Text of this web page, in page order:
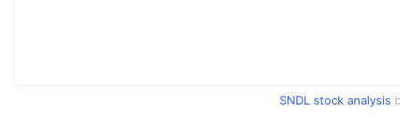
SNDL stock analysis